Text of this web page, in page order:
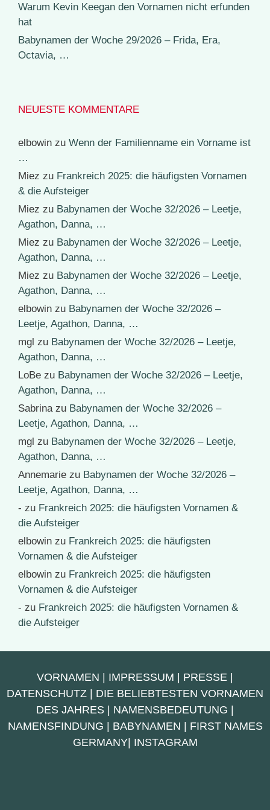
Warum Kevin Keegan den Vornamen nicht erfunden
hat
Babynamen der Woche 29/2026 – Frida, Era,
Octavia, …
NEUESTE KOMMENTARE
elbowin zu Wenn der Familienname ein Vorname ist
…
Miez zu Frankreich 2025: die häufigsten Vornamen
& die Aufsteiger
Miez zu Babynamen der Woche 32/2026 – Leetje,
Agathon, Danna, …
Miez zu Babynamen der Woche 32/2026 – Leetje,
Agathon, Danna, …
Miez zu Babynamen der Woche 32/2026 – Leetje,
Agathon, Danna, …
elbowin zu Babynamen der Woche 32/2026 –
Leetje, Agathon, Danna, …
mgl zu Babynamen der Woche 32/2026 – Leetje,
Agathon, Danna, …
LoBe zu Babynamen der Woche 32/2026 – Leetje,
Agathon, Danna, …
Sabrinazu Babynamen der Woche 32/2026 –
Leetje, Agathon, Danna, …
mgl zu Babynamen der Woche 32/2026 – Leetje,
Agathon, Danna, …
Annemarie zu Babynamen der Woche 32/2026 –
Leetje, Agathon, Danna, …
- zu Frankreich 2025: die häufigsten Vornamen &
die Aufsteiger
elbowin zu Frankreich 2025: die häufigsten
Vornamen & die Aufsteiger
elbowin zu Frankreich 2025: die häufigsten
Vornamen & die Aufsteiger
- zu Frankreich 2025: die häufigsten Vornamen &
die Aufsteiger
VORNAMEN | IMPRESSUM | PRESSE |
DATENSCHUTZ | DIE BELIEBTESTEN VORNAMEN
DES JAHRES | NAMENSBEDEUTUNG |
NAMENSFINDUNG | BABYNAMEN | FIRST NAMES
GERMANY| INSTAGRAM